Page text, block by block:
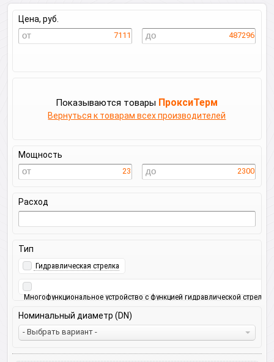
Цена, руб.
7111 487296
Показываются товары ПроксиТерм
Вернуться к товарам всех производителей
Мощность
23 2300
Расход
Тип
Гидравлическая стрелка
Многофункциональное устройство с функцией гидравлической стрелки
Номинальный диаметр (DN)
- Выбрать вариант -